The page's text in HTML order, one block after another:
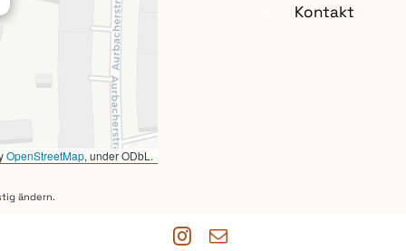
OpenStreetMap, under ODbL.
ändern.
Kontakt